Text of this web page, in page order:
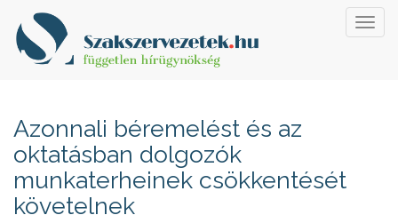
Azonnali béremelést és az
oktatásban dolgozók
munkaterheinek csökkentését
követelnek